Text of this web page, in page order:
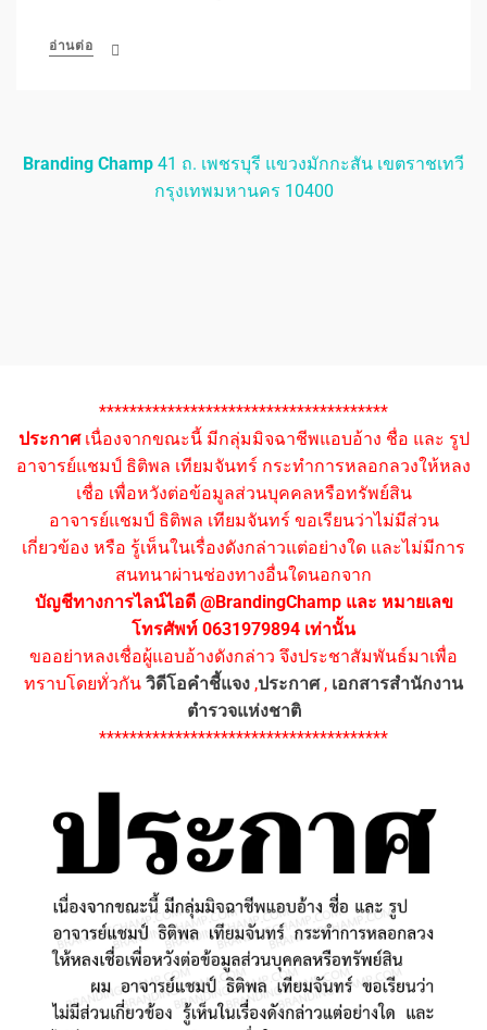
อ่านต่อ
Branding Champ 41 ถ. เพชรบุรี แขวงมักกะสัน เขตราชเทวี
กรุงเทพมหานคร 10400
**************************************
ประกาศเนื่องจากขณะนี้ มีกลุ่มมิจฉาชีพแอบอ้าง ชื่อ และ รูป
อาจารย์แชมป์ ธิติพล เทียมจันทร์ กระทำการหลอกลวงให้หลง
เชื่อ เพื่อหวังต่อข้อมูลส่วนบุคคลหรือทรัพย์สิน
อาจารย์แชมป์ ธิติพล เทียมจันทร์ ขอเรียนว่าไม่มีส่วน
เกี่ยวข้อง หรือ รู้เห็นในเรื่องดังกล่าวแต่อย่างใด และไม่มีการ
สนทนาผ่านช่องทางอื่นใดนอกจาก
บัญชีทางการไลน์ไอดี @BrandingChamp และ หมายเลข
โทรศัพท์ 0631979894 เท่านั้น
ขออย่าหลงเชื่อผู้แอบอ้างดังกล่าว จึงประชาสัมพันธ์มาเพื่อ
ทราบโดยทั่วกัน วิดีโอคำชี้แจง ,ประกาศ, เอกสารสำนักงาน
ตำรวจแห่งชาติ
**************************************